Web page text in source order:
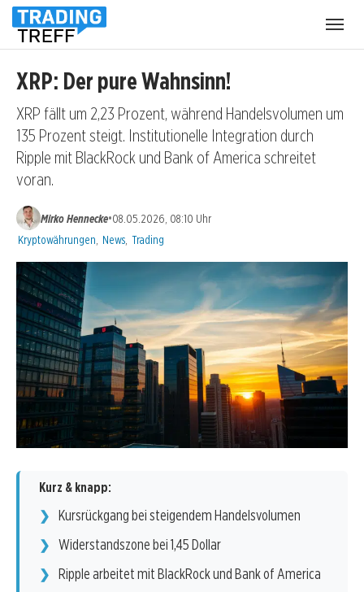
XRP: Der pure Wahnsinn!
XRP fällt um 2,23 Prozent, während Handelsvolumen um
135 Prozent steigt. Institutionelle Integration durch
Ripple mit BlackRock und Bank of America schreitet
voran.
Mirko Hennecke•08.05.2026, 08:10 Uhr
Kategorien:
Kryptowährungen News Trading
Kurz & knapp:
Kursrückgang bei steigendem Handelsvolumen
Widerstandszone bei 1,45 Dollar
Ripple arbeitet mit BlackRock und Bank of America